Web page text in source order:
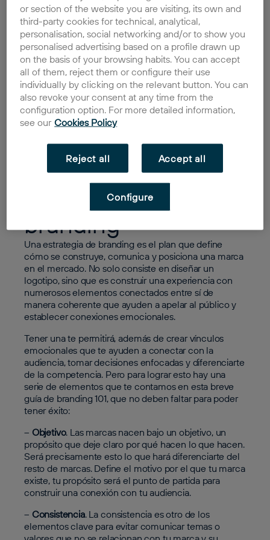
2024, un 49% de consumidores están dispuestos a
pagar más por un producto si está comercializado por
una marca en la que confían y esa confianza es algo
que se puede lograr con un branding sólido.
Solo tienes que pensar en marcas como Coca-Cola
o Adidas, todo el mundo es capaz de reconocerlas en
cuestión de segundos. Y es que una estrategia de
branding bien elaborada ayuda a construir una
percepción clara, emocional y reconocible. ¿Quieres
saber cómo lograrlo? En esta guía de branding 101, te
Qué es una
estrategia de
branding
Una estrategia de branding es el plan que define
cómo se construye, comunica y posiciona una marca
en el mercado. No solo consiste en diseñar un
logotipo, sino que es construir una experiencia con
numerosos elementos conectados entre sí de
manera coherente que ayuden a apelar al público y
establecer conexiones emocionales.
Tener una te permitirá, además de crear vínculos
emocionales que te ayuden a conectar con la
audiencia, tomar decisiones enfocadas y diferenciarte
de la competencia. Pero para lograr esto hay una
serie de elementos que te contamos en esta breve
guía de branding 101, que no deben faltar para poder
tener éxito:
– Objetivo. Las marcas nacen bajo un objetivo, un
propósito que deje claro por qué hacen lo que hacen.
Será precisamente esto lo que hará diferenciarte del
resto de marcas. Define el motivo por el que tu marca
existe, tu propósito será el punto de partida para
construir una conexión con tu audiencia.
– Consistencia. La consistencia es otro de los
elementos clave para evitar comunicar temas o
or section of the website you are visiting, its own and
third-party cookies for technical, analytical,
personalisation, social networking and/or to show you
personalised advertising based on a profile drawn up
on the basis of your browsing habits. You can accept
all of them, reject them or configure their use
individually by clicking on the relevant button. You can
also revoke your consent at any time from the
configuration option. For more detailed information,
see our Cookies Policy
Reject all Accept all
Configure